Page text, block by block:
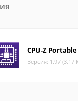
CPU-Z Portable
Версия: 1.97 (3.17